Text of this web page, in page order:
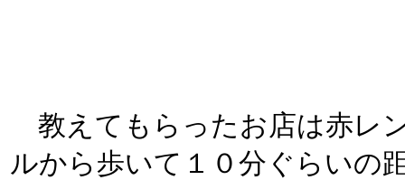
教えてもらったお店は赤レ
ルから歩いて１０分ぐらいの